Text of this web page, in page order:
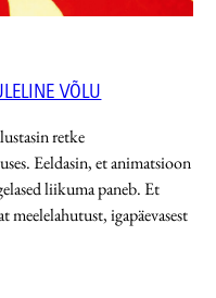
VÕLU
retke
Eeldasin, et animatsioon
liikuma paneb. Et
igapäevasest